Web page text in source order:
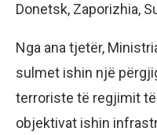
Donetsk, Zaporizhia,
Nga ana tjetër,
sulmet ishin një
terroriste të regjimit
objektivat ishin